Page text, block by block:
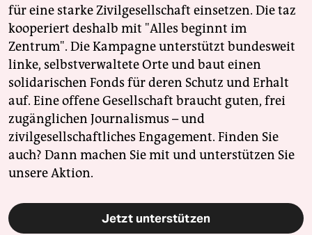
für eine starke Zivilgesellschaft einsetzen. Die taz
kooperiert deshalb mit "Alles beginnt im
Zentrum". Die Kampagne unterstützt bundesweit
linke, selbstverwaltete Orte und baut einen
solidarischen Fonds für deren Schutz und Erhalt
auf. Eine offene Gesellschaft braucht guten, frei
zugänglichen Journalismus – und
zivilgesellschaftliches Engagement. Finden Sie
auch? Dann machen Sie mit und unterstützen Sie
unsere Aktion.
Jetzt unterstützen